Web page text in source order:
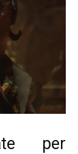
per